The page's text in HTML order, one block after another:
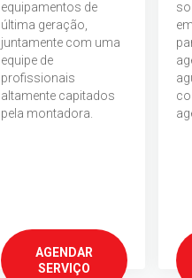
equipamentos de
última geração,
juntamente com uma
equipe de
profissionais
altamente capitados
pela montadora.
AGENDAR
SERVIÇO